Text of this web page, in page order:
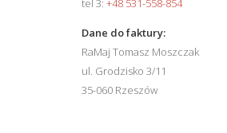
tel 3: +48 531-558-854
Dane do faktury:
RaMaj Tomasz Moszczak
ul. Grodzisko 3/11
35-060 Rzeszów